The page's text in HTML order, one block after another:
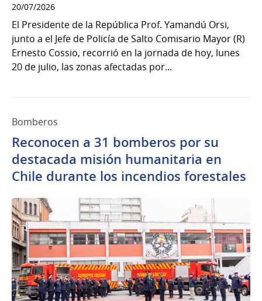
20/07/2026
El Presidente de la República Prof. Yamandú Orsi,
junto a el Jefe de Policía de Salto Comisario Mayor (R)
Ernesto Cossio, recorrió en la jornada de hoy, lunes
20 de julio, las zonas afectadas por...
Bomberos
Reconocen a 31 bomberos por su
destacada misión humanitaria en
Chile durante los incendios forestales